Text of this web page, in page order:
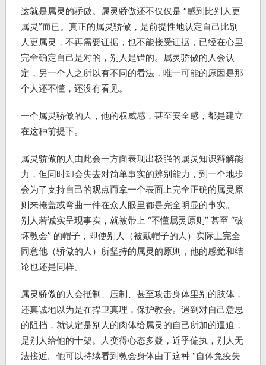
这就是属灵的骄傲。属灵骄傲还不仅仅是 “感到比别人更
属灵”而已。真正的属灵骄傲，是前提性地认定自己比别
人更属灵，不再需要证据，也不能接受证据，已经在心里
完全确定自己是对的，别人是错的。属灵骄傲的人会认
定，另一个人之所以有不同的看法，唯一可能的原因是那
个人还不懂，还没有看见。
一个属灵骄傲的人，他的权威感，甚至安全感，都是建立
在这种前提下。
属灵骄傲的人由此会一方面表现出极强的属灵知识辩解能
力，但同时却会失去对简单事实的辨别能力，到一个地步
会为了支持自己的观点而拿一个表面上完全正确的属灵原
则来掩盖或弯曲一件在众人眼里都是完全明显的事实。
别人若诚实呈现事实，就被带上 “不懂属灵原则” 甚至 “破
坏教会” 的帽子，即使别人（被戴帽子的人）实际上完全
同意他（骄傲的人）所坚持的属灵的原则，他的感觉和结
论也还是同样。
属灵骄傲的人会抵制、压制、甚至攻击身体里别的肢体，
还真诚地以为是在捍卫真理，保护教会。遇到对自己意思
的阻挡，就认定是别人的肉体给属灵的自己所加的逼迫，
是别人给他的十架。人变得心态多疑，近乎偏执，别人无
法接近。他可以持续看到教会身体由于这种 “自体免疫失